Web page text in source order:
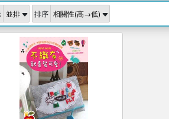
排序